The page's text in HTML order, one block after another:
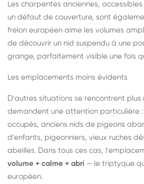
Les charpentes anciennes,
un défaut de couverture, sont
frelon européen aime les volumes
de découvrir un nid suspendu à une
grange, parfaitement visible une fois
Les emplacements moins évidents
D'autres situations se rencontrent plus
demandent une attention particulière :
occupés, anciens nids de pigeons
d'enfants, pigeonniers, vieux ruches
abeilles. Dans tous ces cas,
volume + calme + abri — le triptyque
européen.